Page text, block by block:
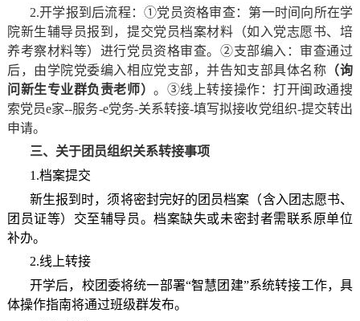
2.开学报到后流程：①党员资格审查：第一时间向所在学
院新生辅导员报到，提交党员档案材料（如入党志愿书、培
养考察材料等）进行党员资格审查。②支部编入：审查通过
后，由学院党委编入相应党支部，并告知支部具体名称 （询
问新生专业群负责老师）。③线上转接操作：打开闽政通搜
索党员e家--服务-e党务-关系转接-填写拟接收党组织-提交转出
申请。
三、关于团员组织关系转接事项
1.档案提交
新生报到时，须将密封完好的团员档案（含入团志愿书、
团员证等）交至辅导员。档案缺失或未密封者需联系原单位
补办。
2.线上转接
开学后，校团委将统一部署“智慧团建”系统转接工作，具
体操作指南将通过班级群发布。